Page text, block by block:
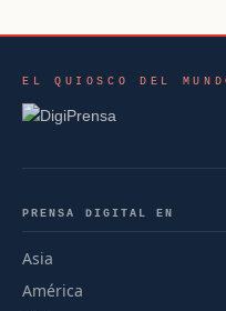
EL QUIOSCO DEL
PRENSA DIGITAL EN
Asia
América